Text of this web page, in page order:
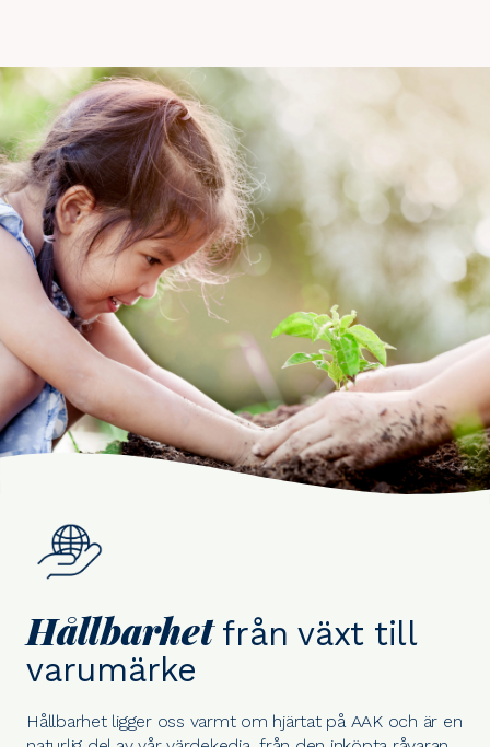
Hållbarhetfrån växt till
varumärke
Hållbarhet ligger oss varmt om hjärtat på AAK och är en